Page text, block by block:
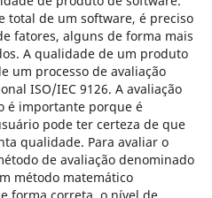
total de um software, é preciso
fatores, alguns de forma mais
A qualidade de um produto
um processo de avaliação
ISO/IEC 9126. A avaliação
é importante porque é
pode ter certeza de que
qualidade. Para avaliar o
de avaliação denominado
método matemático